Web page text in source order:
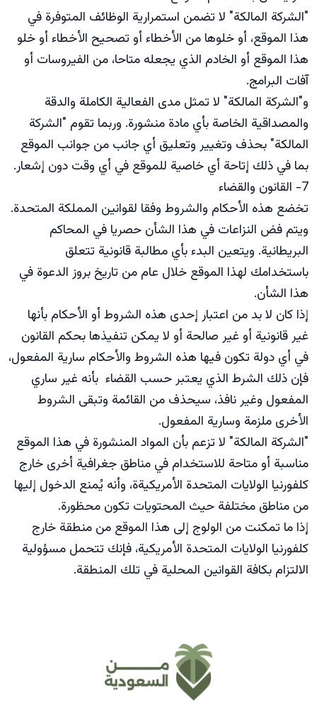
"الشركة المالكة" لا تضمن استمرارية الوظائف المتوفرة في
هذا الموقع، أو خلوها من الأخطاء أو تصحيح الأخطاء أو خلو
هذا الموقع أو الخادم الذي يجعله متاحا، من الفيروسات أو
آفات البرامج.
و"الشركة المالكة" لا تمثل مدى الفعالية الكاملة والدقة
والمصداقية الخاصة بأي مادة منشورة. وربما تقوم "الشركة
المالكة" بحذف وتغيير وتعليق أي جانب من جوانب الموقع
بما في ذلك إتاحة أي خاصية للموقع في أي وقت دون إشعار.
7- القانون والقضاء
تخضع هذه الأحكام والشروط وفقا لقوانين المملكة المتحدة.
ويتم فض النزاعات في هذا الشأن حصريا في المحاكم
البريطانية. ويتعين البدء بأي مطالبة قانونية تتعلق
باستخدامك لهذا الموقع خلال عام من تاريخ بروز الدعوة في
هذا الشأن.
إذا كان لا بد من اعتبار إحدى هذه الشروط أو الأحكام بأنها
غير قانونية أو غير صالحة أو لا يمكن تنفيذها بحكم القانون
في أي دولة تكون فيها هذه الشروط والأحكام سارية المفعول،
فإن ذلك الشرط الذي يعتبر حسب القضاء بأنه غير ساري
المفعول وغير نافذ، سيحذف من القائمة وتبقى الشروط
الأخرى ملزمة وسارية المفعول.
"الشركة المالكة" لا تزعم بأن المواد المنشورة في هذا الموقع
مناسبة أو متاحة للاستخدام في مناطق جغرافية أخرى خارج
كلفورنيا الولايات المتحدة الأمريكيةة، وأنه يُمنع الدخول إليها
من مناطق مختلفة حيث المحتويات تكون محظورة.
إذا ما تمكنت من الولوج إلى هذا الموقع من منطقة خارج
كلفورنيا الولايات المتحدة الأمريكية، فإنك تتحمل مسؤولية
الالتزام بكافة القوانين المحلية في تلك المنطقة.